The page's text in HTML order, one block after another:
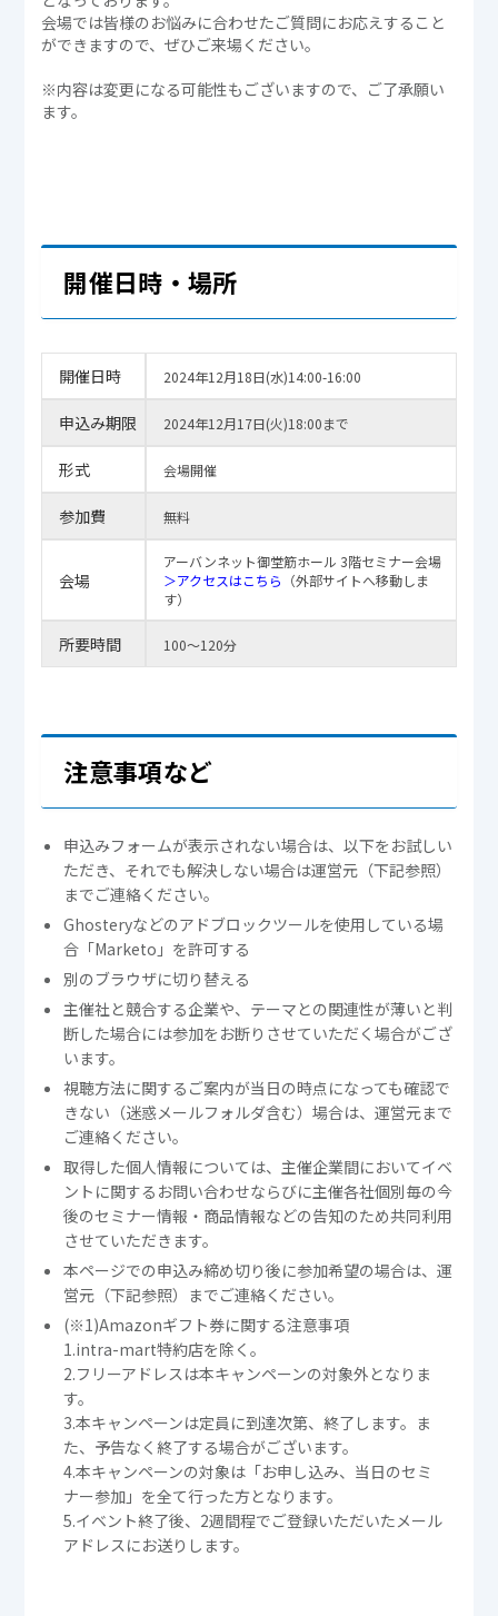
会場では皆様のお悩みに合わせたご質問にお応えすること
ができますので、ぜひご来場ください。
※内容は変更になる可能性もございますので、ご了承願い
ます。
開催日時・場所
開催日時 2024年12月18日(水)14:00-16:00
申込み期限 2024年12月17日(火)18:00まで
形式 会場開催
参加費 無料
会場
アーバンネット御堂筋ホール 3階セミナー会場
＞アクセスはこちら （外部サイトへ移動しま
す）
所要時間 100～120分
注意事項など
申込みフォームが表示されない場合は、以下をお試しい
ただき、それでも解決しない場合は運営元（下記参照）
までご連絡ください。
Ghosteryなどのアドブロックツールを使用している場
合「Marketo」を許可する
別のブラウザに切り替える
主催社と競合する企業や、テーマとの関連性が薄いと判
断した場合には参加をお断りさせていただく場合がござ
います。
視聴方法に関するご案内が当日の時点になっても確認で
きない（迷惑メールフォルダ含む）場合は、運営元まで
ご連絡ください。
取得した個人情報については、主催企業間においてイベ
ントに関するお問い合わせならびに主催各社個別毎の今
後のセミナー情報・商品情報などの告知のため共同利用
させていただきます。
本ページでの申込み締め切り後に参加希望の場合は、運
営元（下記参照）までご連絡ください。
(※1)Amazonギフト券に関する注意事項
1.intra-mart特約店を除く。
2.フリーアドレスは本キャンペーンの対象外となりま
す。
3.本キャンペーンは定員に到達次第、終了します。ま
た、予告なく終了する場合がございます。
4.本キャンペーンの対象は「お申し込み、当日のセミ
ナー参加」を全て行った方となります。
5.イベント終了後、2週間程でご登録いただいたメール
アドレスにお送りします。